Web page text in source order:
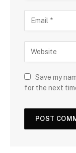
Save my
for the next